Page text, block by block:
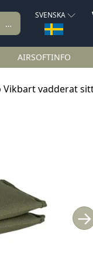
SVENSKA
AIRSOFTINFO
Vikbart vadderat
→